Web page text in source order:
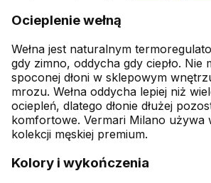
Ocieplenie wełną
Wełna jest naturalnym
gdy zimno, oddycha gdy ciepło. Nie
spoconej dłoni w sklepowym
mrozu. Wełna oddycha lepiej niż
ociepleń, dlatego dłonie dłużej
komfortowe. Vermari Milano używa
kolekcji męskiej premium.
Kolory i wykończenia